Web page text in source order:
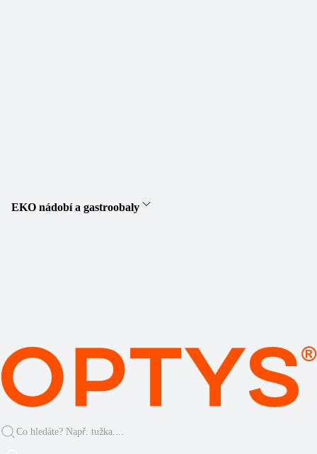
EKO nádobí a gastroobaly